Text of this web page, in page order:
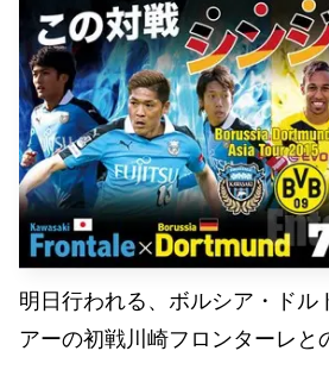
明日行われる、ボルシア・ドル
アーの初戦川崎フロンターレと